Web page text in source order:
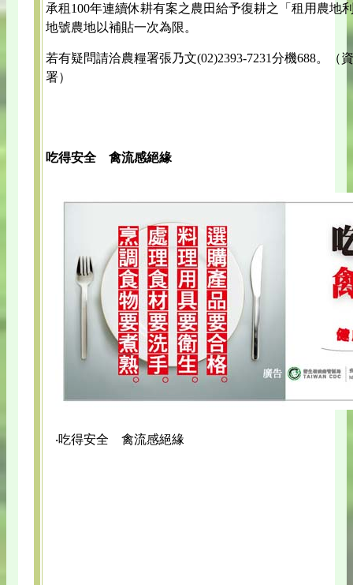
承租100年連續休耕有案之農田給予復耕之「租用農地
地號農地以補貼一次為限。
若有疑問請洽農糧署張乃文(02)2393-7231分機688。（
署）
吃得安全 禽流感絕緣
‧吃得安全 禽流感絕緣